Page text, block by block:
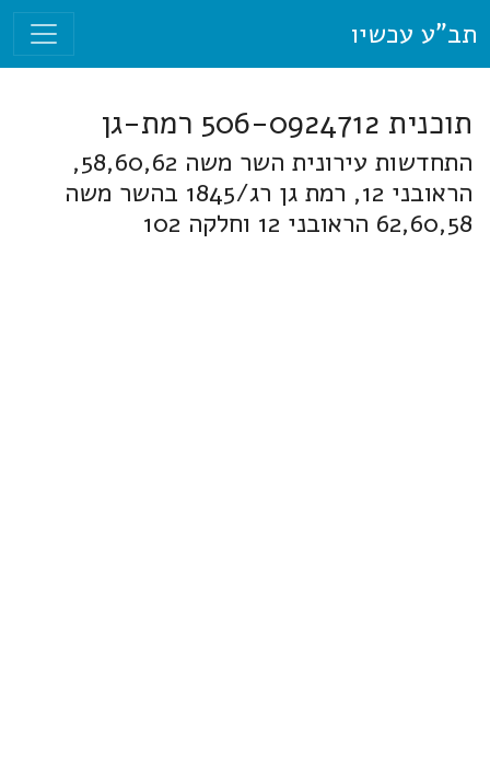
תב"ע עכשיו
תוכנית 506-0924712 רמת-גן
התחדשות עירונית השר משה 58,60,62,
הראובני 12, רמת גן רג/1845 בהשר משה
62,60,58 הראובני 12 וחלקה 102